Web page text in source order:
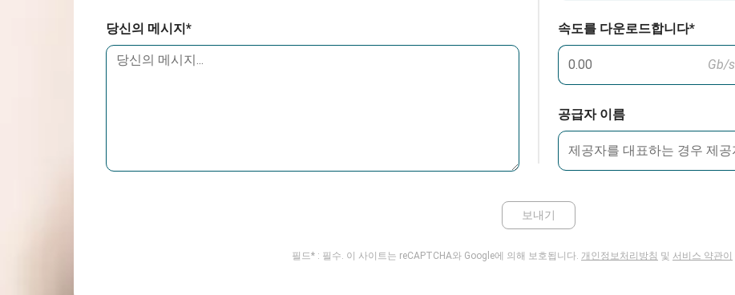
당신의 메시지* 속도를 다운로드합니다*
Gb/s
공급자 이름
보내기
필드* : 필수. 이 사이트는 reCAPTCHA와 Google에 의해 보호됩니다. 개인정보처리방침 및 서비스 약관이